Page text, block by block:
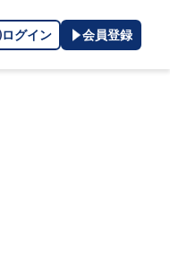
ログイン 会員登録